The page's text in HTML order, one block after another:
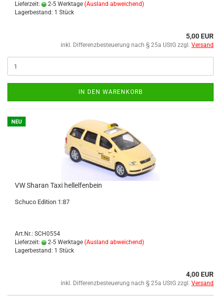
Lieferzeit:
2-5 Werktage (Ausland abweichend)
Lagerbestand: 1 Stück
5,00 EUR
inkl. Differenzbesteuerung nach § 25a UStG zzgl. Versand
IN DEN WARENKORB
NEU
VW Sharan Taxi hell­el­fen­bein
Schu­co Edi­ti­on 1:87
Art.Nr.: SCH0554
Lieferzeit:
2-5 Werktage (Ausland abweichend)
Lagerbestand: 1 Stück
4,00 EUR
inkl. Differenzbesteuerung nach § 25a UStG zzgl. Versand